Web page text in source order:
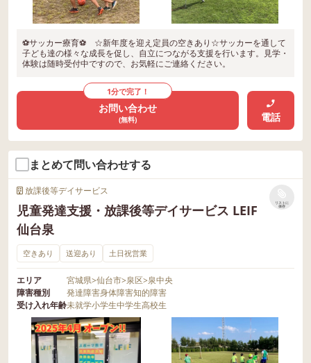
⚽サッカー療育⚽ ☆新年度を迎え定員の空きあり☆サッカーを通して
子ども達の様々な成長を促し、自立につながる支援を行います。見学・
体験は随時受付中ですので、お気軽にご連絡ください。
1分で完了！
お問い合わせ
(無料) 電話
まとめて問い合わせする
放課後等デイサービス
児童発達支援・放課後等デイサービス LEIF
仙台泉
リストに
保存
空きあり 送迎あり 土日祝営業
エリア 宮城県>仙台市>泉区>泉中央
障害種別
発達障害身体障害知的障害
受け入れ年齢未就学小学生中学生高校生